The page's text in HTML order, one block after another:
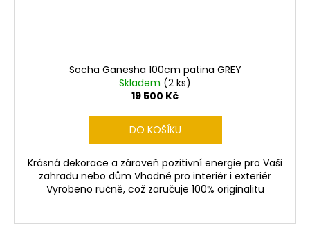
Socha Ganesha 100cm patina GREY
Skladem (2 ks)
19 500 Kč
DO KOŠÍKU
Krásná dekorace a zároveň pozitivní energie pro Vaši
zahradu nebo dům Vhodné pro interiér i exteriér
Vyrobeno ručně, což zaručuje 100% originalitu